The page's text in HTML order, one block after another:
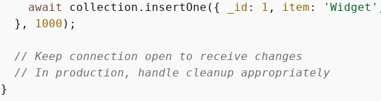
await
collection.insertOne( { _id : 1 , item : 'Widget'
  },
1000 );
// Keep connection open to receive changes
// In production, handle cleanup appropriately
}